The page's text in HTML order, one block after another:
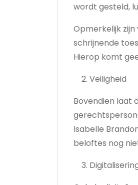
wordt gesteld,
Opmerkelijk
schrijnende
Hierop komt
Veiligheid
Bovendien laat
Isabelle
beloftes nog